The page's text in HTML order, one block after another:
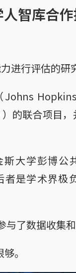
智库合
进行评估的研
的联合项目，
大学彭博公
是学术界极
与了数据收集
。